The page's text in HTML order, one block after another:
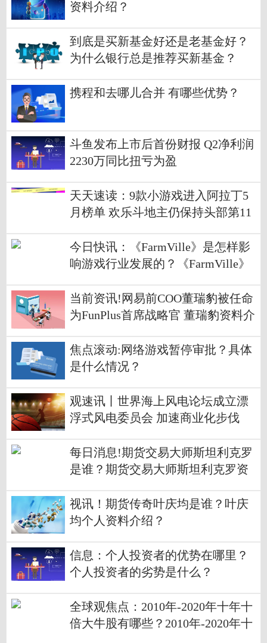
资料介绍？
到底是买新基金好还是老基金好？
为什么银行总是推荐买新基金？
携程和去哪儿合并 有哪些优势？
斗鱼发布上市后首份财报 Q2净利润
2230万同比扭亏为盈
天天速读：9款小游戏进入阿拉丁5
月榜单 欢乐斗地主仍保持头部第11
今日快讯：《FarmVille》是怎样影
响游戏行业发展的？《FarmVille》
当前资讯!网易前COO董瑞豹被任命
为FunPlus首席战略官 董瑞豹资料介
焦点滚动:网络游戏暂停审批？具体
是什么情况？
观速讯丨世界海上风电论坛成立漂
浮式风电委员会 加速商业化步伐
每日消息!期货交易大师斯坦利克罗
是谁？期货交易大师斯坦利克罗资
视讯！期货传奇叶庆均是谁？叶庆
均个人资料介绍？
信息：个人投资者的优势在哪里？
个人投资者的劣势是什么？
全球观焦点：2010年-2020年十年十
倍大牛股有哪些？2010年-2020年十